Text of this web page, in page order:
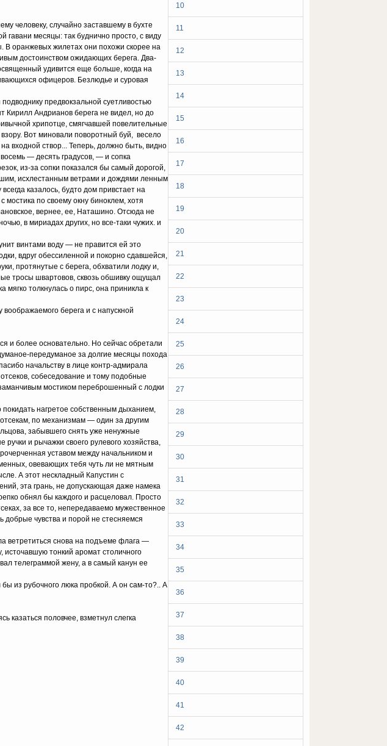
10
11
12
13
14
15
16
17
18
19
20
21
22
23
24
25
26
27
28
29
30
31
32
33
34
35
36
37
38
39
40
41
42
человеку, случайно заставшему в бухте
гавани месяцы: так буднично просто, с виду
В оранжевых жилетах они похожи скорее на
достоинством ожидающих берега. Два-
удивится еще больше, когда на
офицеров. Безлюдье и суровая
предвокзальной суетливостью
Кирилл Андрианов берега не видел, но до
хрипотце, смягчавшей повелительные
взору. Вот миновали поворотный буй, весело
входной створ... Теперь, должно быть, видно
— десять градусов, — и сопка
из-за сопки показался бы самый дорогой,
исхлестанным ветрами и дождями ленным
казалось, будто дом привстает на
по своему окну биноклем, хотя
вернее, ее, Наташино. Отсюда не
в мириадах других, но все-таки чужих. и
винтами воду — не правится ей это
вдруг обессиленной и покорно сдавшейся,
протянутые с берега, обхватили лодку и,
тросы швартовов, сквозь обшивку ощущал
мягко толкнулась о пирс, она приникла к
берега и с напускной
и более основательно. Но сейчас обретали
передуманое за долгие месяцы похода
начальству в лице контр-адмирала
собеседование и тому подобные
мостиком переброшенный с лодки
нагретое собственным дыханием,
по механизмам — один за другим
забывшего снять уже ненужные
и рычажки своего рулевого хозяйства,
уставом между начальником и
овевающих тебя чуть ли не мятным
А этот нескладный Капустин с
эта грань, не допускающая даже намека
обнял бы каждого и расцеловал. Просто
за все то, непередаваемо мужественное
чувства и порой не стесняемся
ветретиться снова на подъеме флага —
тонкий аромат столичного
телеграммой жену, а в самый канун ее
из рубочного люка пробкой. А он сам-то?.. А
казаться половчее, взметнул слегка